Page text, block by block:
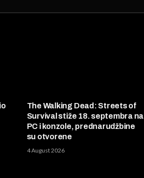
The Walking Dead: Streets of
Survival stiže 18. septembra na
PC i konzole, prednarudžbine
su otvorene
4 August 2026